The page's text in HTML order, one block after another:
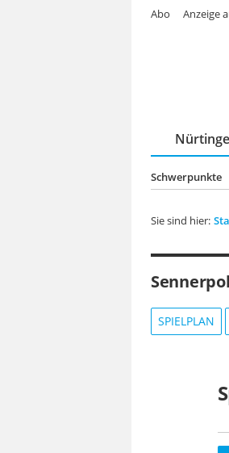
Schwerpunkte
Abo Anzeige
Sie sind hier:
SPIELPLAN